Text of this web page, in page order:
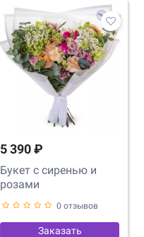
5 390 ₽
Букет с сиренью и
розами
0 отзывов
Заказать